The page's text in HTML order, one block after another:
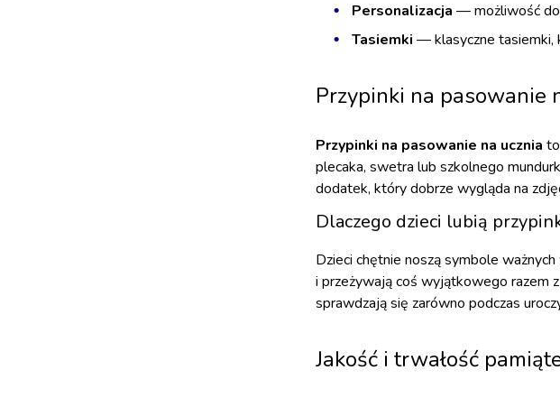
Personalizacja — możliwość
Tasiemki — klasyczne tasiemki,
Przypinki na pasowanie
Przypinki na pasowanie na ucznia
plecaka, swetra lub szkolnego
dodatek, który dobrze wygląda na
Dlaczego dzieci lubią
Dzieci chętnie noszą symbole
i przeżywają coś wyjątkowego razem
sprawdzają się zarówno podczas
Jakość i trwałość